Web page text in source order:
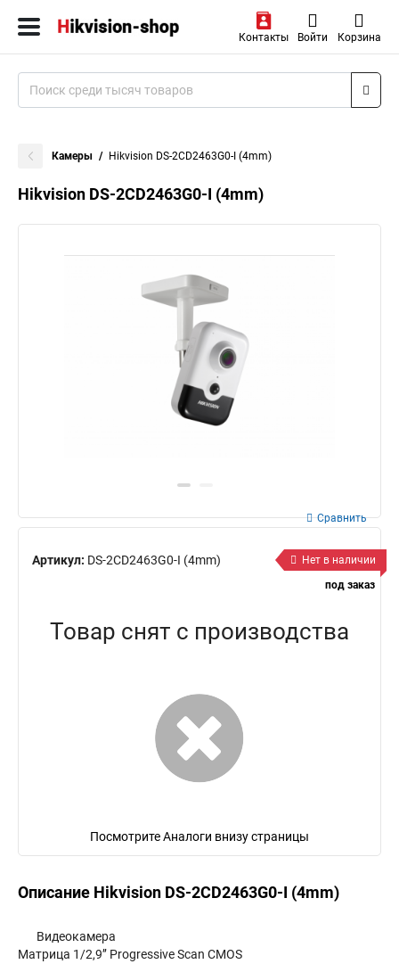
Контакты Войти Корзина
Камеры Hikvision DS-2CD2463G0-I (4mm)
Hikvision DS-2CD2463G0-I (4mm)
Артикул: DS-2CD2463G0-I (4mm)
Сравнить
Нет в наличии
под заказ
Товар снят с производства
Посмотрите Аналоги внизу страницы
Описание Hikvision DS-2CD2463G0-I (4mm)
Видеокамера
Матрица 1/2,9’’ Progressive Scan CMOS